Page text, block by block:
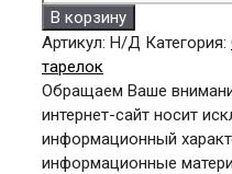
товара
СР-1,8x16/5
(к/
оц/
нерж)
В корзину
Артикул: Н/Д Категория:
тарелок
Обращаем Ваше
интернет-сайт носит
информационный
информационные